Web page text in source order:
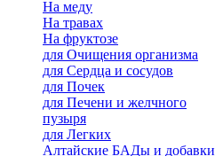
На меду
На травах
На фруктозе
для Очищения организма
для Сердца и сосудов
для Почек
для Печени и желчного
пузыря
для Легких
Алтайские БАДы и добавки